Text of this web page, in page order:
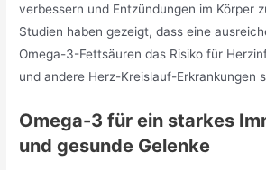
verbessern und Entzündungen im Körper
Studien haben gezeigt, dass eine
Omega-3-Fettsäuren das Risiko für
und andere Herz-Kreislauf-Erkrankungen
Omega-3 für ein starkes
und gesunde Gelenke